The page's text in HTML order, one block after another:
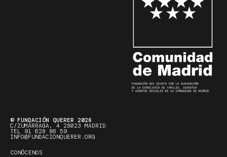
© FUNDACIÓN QUERER 2026
C/ZUMÁRRAGA, 4 28023 MADRID
TEL 91 628 86 59
INFO@FUNDACIONQUERER.ORG
CONÓCENOS